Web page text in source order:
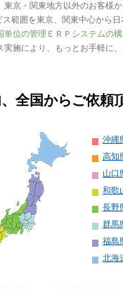
東京・関東地方以外のお客様
ス範囲を東京、関東中心から
単位の管理ＥＲＰシステムの
実施により、もっとお手軽に
全国からご依頼
沖縄
高知
山口
和歌
長野
群馬
福島
北海